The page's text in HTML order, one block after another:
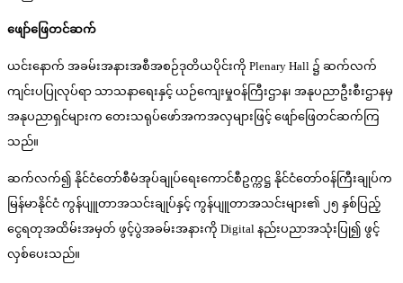
ဖျော်ဖြေတင်ဆက်
ယင်းနောက် အခမ်းအနားအစီအစဉ်ဒုတိယပိုင်းကို Plenary Hall ၌ ဆက်လက်
ကျင်းပပြုလုပ်ရာ သာသနာရေးနှင့် ယဉ်ကျေးမှုဝန်ကြီးဌာန၊ အနုပညာဦးစီးဌာနမှ
အနုပညာရှင်များက တေးသရုပ်ဖော်အကအလှများဖြင့် ဖျော်ဖြေတင်ဆက်ကြ
သည်။
ဆက်လက်၍ နိုင်ငံတော်စီမံအုပ်ချုပ်ရေးကောင်စီဥက္ကဋ္ဌ နိုင်ငံတော်ဝန်ကြီးချုပ်က
မြန်မာနိုင်ငံ ကွန်ပျူတာအသင်းချုပ်နှင့် ကွန်ပျူတာအသင်းများ၏ ၂၅ နှစ်ပြည့်
ငွေရတုအထိမ်းအမှတ် ဖွင့်ပွဲအခမ်းအနားကို Digital နည်းပညာအသုံးပြု၍ ဖွင့်
လှစ်ပေးသည်။